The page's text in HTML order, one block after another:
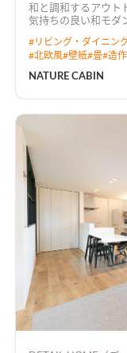
和と調和するアウト
気持ちの良い和モダ
#リビング・ダイニン
#北欧風#壁紙#畳#造
NATURE CABIN